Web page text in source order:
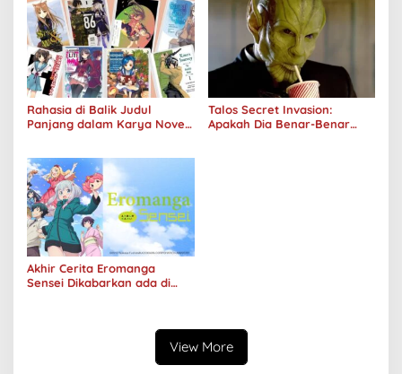
Rahasia di Balik Judul
Panjang dalam Karya Novel,
Talos Secret Invasion:
Apakah Dia Benar-Benar
Akhir Cerita Eromanga
Sensei Dikabarkan ada di
View More